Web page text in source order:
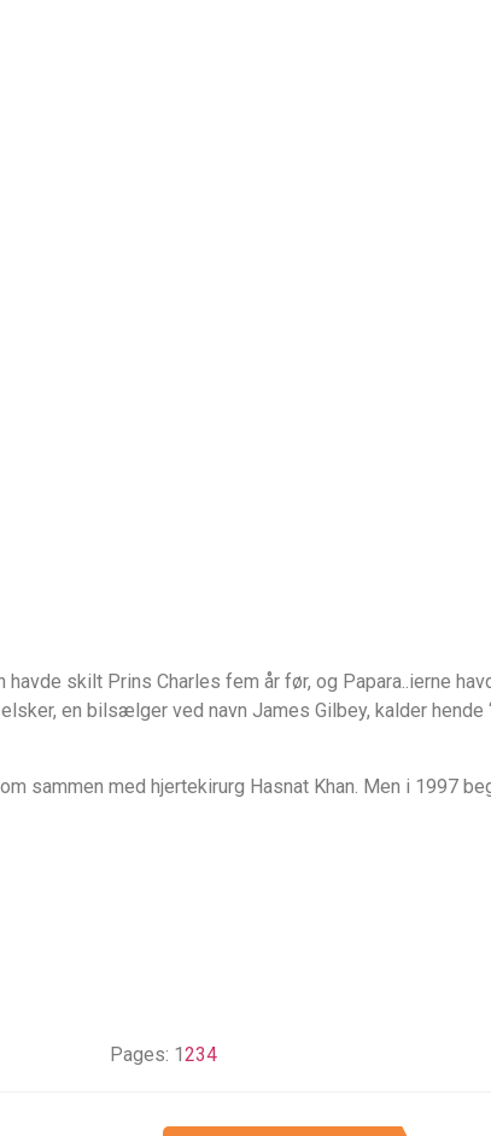
skilt Prins Charles fem år før, og Papara..ierne
en bilsælger ved navn James Gilbey, kalder hende
sammen med hjertekirurg Hasnat Khan. Men i 1997
Pages: 1234